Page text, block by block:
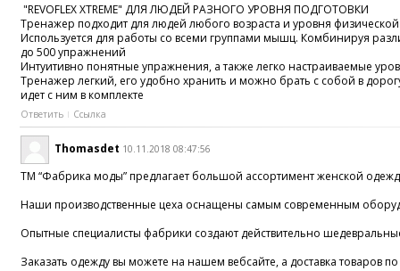
"REVOFLEX XTREME" ДЛЯ ЛЮДЕЙ РАЗНОГО УРОВНЯ ПОДГОТОВКИ
Тренажер подходит для людей любого возраста и уровня физической
Используется для работы со всеми группами мышц. Комбинируя
до 500 упражнений
Интуитивно понятные упражнения, а также легко настраиваемые
Тренажер легкий, его удобно хранить и можно брать с собой в
идет с ним в комплекте
Ответить Ссылка
Thomasdet 10.11.2018 08:47:56
TM “Фабрика моды” предлагает большой ассортимент женской
Наши производственные цеха оснащены самым современным
Опытные специалисты фабрики создают действительно
Заказать одежду вы можете на нашем вебсайте, а доставка товаров